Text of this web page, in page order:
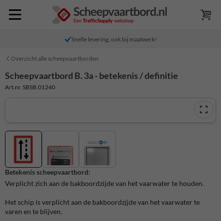
Snelle levering, ook bij maatwerk!
Overzicht alle scheepvaartborden
Scheepvaartbord B. 3a - betekenis / definitie
Art.nr. SBSB.01240
Betekenis scheepvaartbord:
Verplicht zich aan de bakboordzijde van het vaarwater te houden.
Het schip is verplicht aan de bakboordzjjde van het vaarwater te
varen en te blijven.